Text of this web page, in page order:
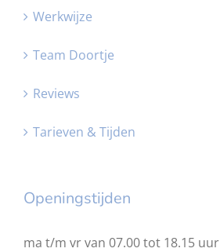
Werkwijze
Team Doortje
Reviews
Tarieven & Tijden
Openingstijden
ma t/m vr van 07.00 tot 18.15 uur